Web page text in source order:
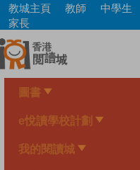
Skip
main
content
教城主頁 教師 中學生
家長
圖書
e悅讀學校計劃
我的閱讀城